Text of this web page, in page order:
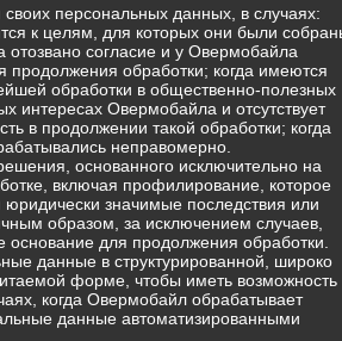
персональных данных, в случаях:
к целям, для которых они были
отозвано согласие и у Овермобайла
продолжения обработки; когда имеются
обработки в общественно-полезных
интересах Овермобайла и отсутствует
в продолжении такой обработки; когда
неправомерно.
основанного исключительно на
включая профилирование, которое
юридически значимые последствия или
образом, за исключением случаев,
основание для продолжения обработки.
данные в структурированной, широко
форме, чтобы иметь возможность
когда Овермобайл обрабатывает
данные автоматизированными